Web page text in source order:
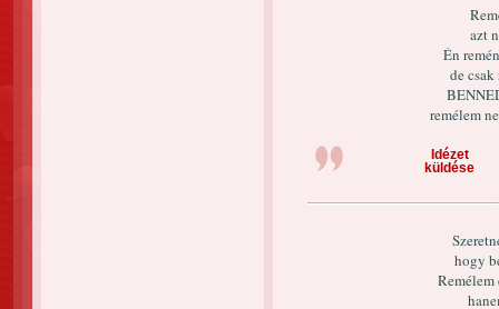
azt
Én
de
remélem
Idézet
küldése
hogy
Remélem